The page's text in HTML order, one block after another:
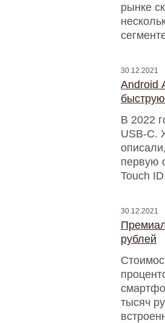
рынке
30.12.2021
Android
В 2022
USB-C.
первую
Touch
30.12.2021
рублей
тысяч